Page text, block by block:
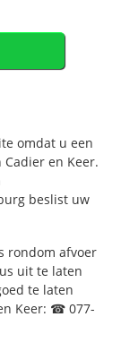
omdat u een
en Keer.
beslist uw
rondom afvoer
uit te laten
te laten
Keer: ☎ 077-